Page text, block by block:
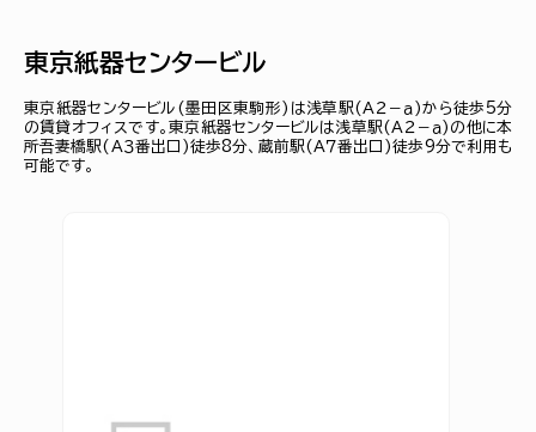
東京紙器センタービル
東京紙器センタービル(墨田区東駒形)は浅草駅(Ａ２－ａ)から徒歩5分
の賃貸オフィスです。東京紙器センタービルは浅草駅(Ａ２－ａ)の他に本
所吾妻橋駅(Ａ３番出口)徒歩8分、蔵前駅(Ａ７番出口)徒歩9分で利用も
可能です。